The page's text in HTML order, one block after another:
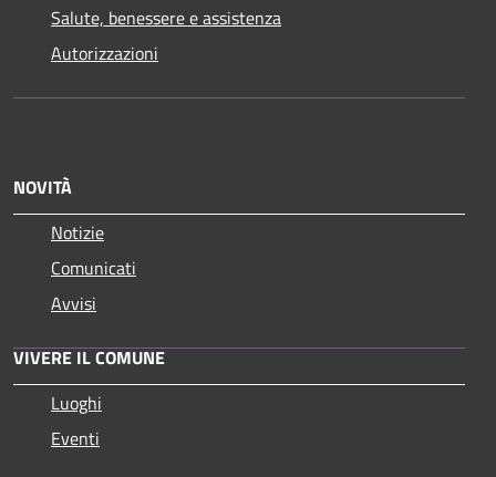
Salute, benessere e assistenza
Autorizzazioni
NOVITÀ
Notizie
Comunicati
Avvisi
VIVERE IL COMUNE
Luoghi
Eventi